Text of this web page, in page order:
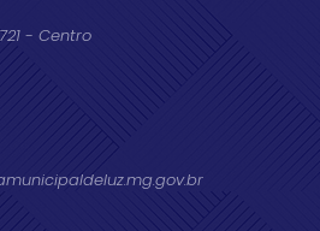
- Centro